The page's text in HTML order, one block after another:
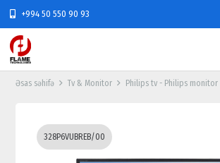
+994 50 550 90 93
Əsas səhifə Tv & Monitor Philips tv - Philips monitor
328P6VUBREB/00